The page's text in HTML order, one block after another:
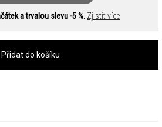
a trvalou slevu -5 %. Zjistit více
Přidat do košíku